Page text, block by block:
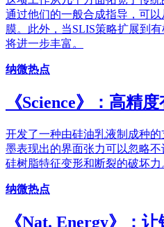
通过他们的一般合成指导，可
膜。此外，当SLIS策略扩展到
将进一步丰富。
纳微热点
《Science》：高精
开发了一种由硅油乳液制成种
墨表现出的界面张力可以忽略
硅树脂特征变形和断裂的破坏力
纳微热点
《Nat. Energy》：